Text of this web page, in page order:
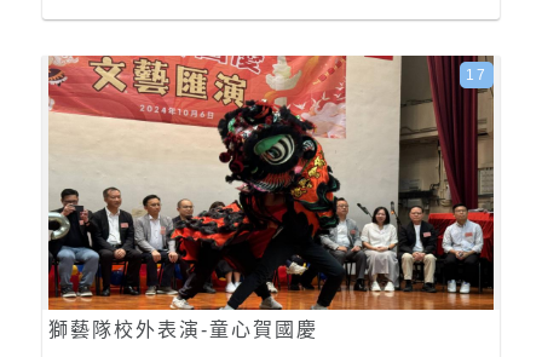
獅藝隊校外表演-童心賀國慶
17